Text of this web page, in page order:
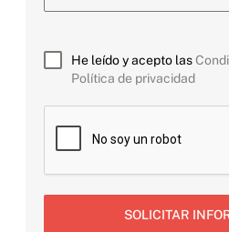
He leído y acepto las
Política de privacidad
SOLICITAR